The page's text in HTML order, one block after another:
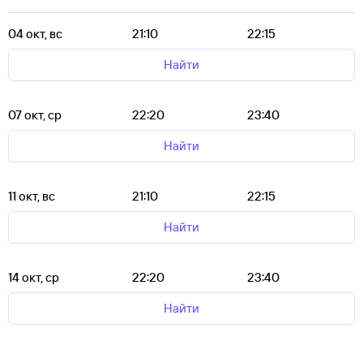
04 окт, вс 21:10
22:15
Найти
07 окт, ср 22:20
23:40
Найти
11 окт, вс 21:10
22:15
Найти
14 окт, ср 22:20
23:40
Найти